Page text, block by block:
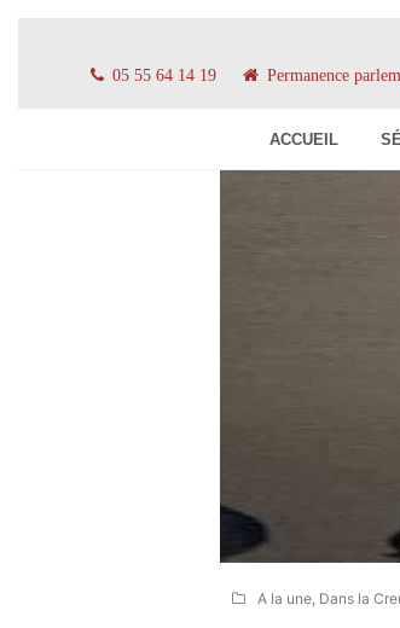
05 55 64 14 19 Permanence
ACCUEIL
A la une Dans la